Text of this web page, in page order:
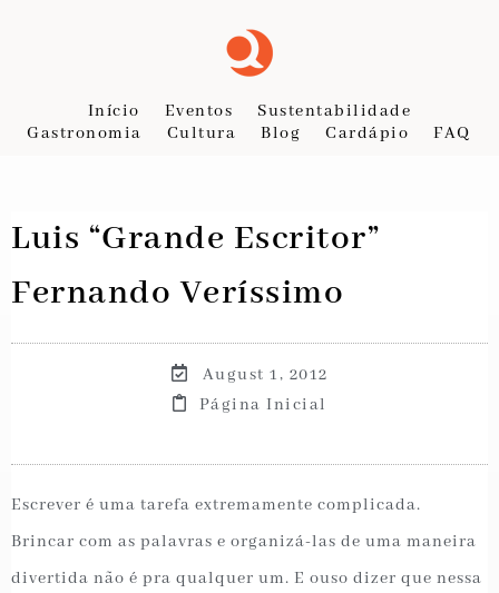
Início Eventos
Sustentabilidade
Gastronomia
Cultura Blog Cardápio FAQ
Luis “Grande Escritor”
Fernando Veríssimo
August 1, 2012
Página Inicial
Escrever é uma tarefa extremamente complicada.
Brincar com as palavras e organizá-las de uma maneira
divertida não é pra qualquer um. E ouso dizer que nessa